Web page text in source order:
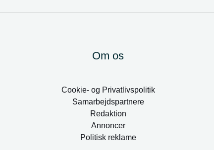
Om os
Cookie- og Privatlivspolitik
Samarbejdspartnere
Redaktion
Annoncer
Politisk reklame